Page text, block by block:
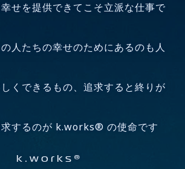
せを提供できてこそ立派な仕事で
人たちの幸せのためにあるのも人
くできるもの、追求すると終りが
するのが k.works® の使命です
k.works®